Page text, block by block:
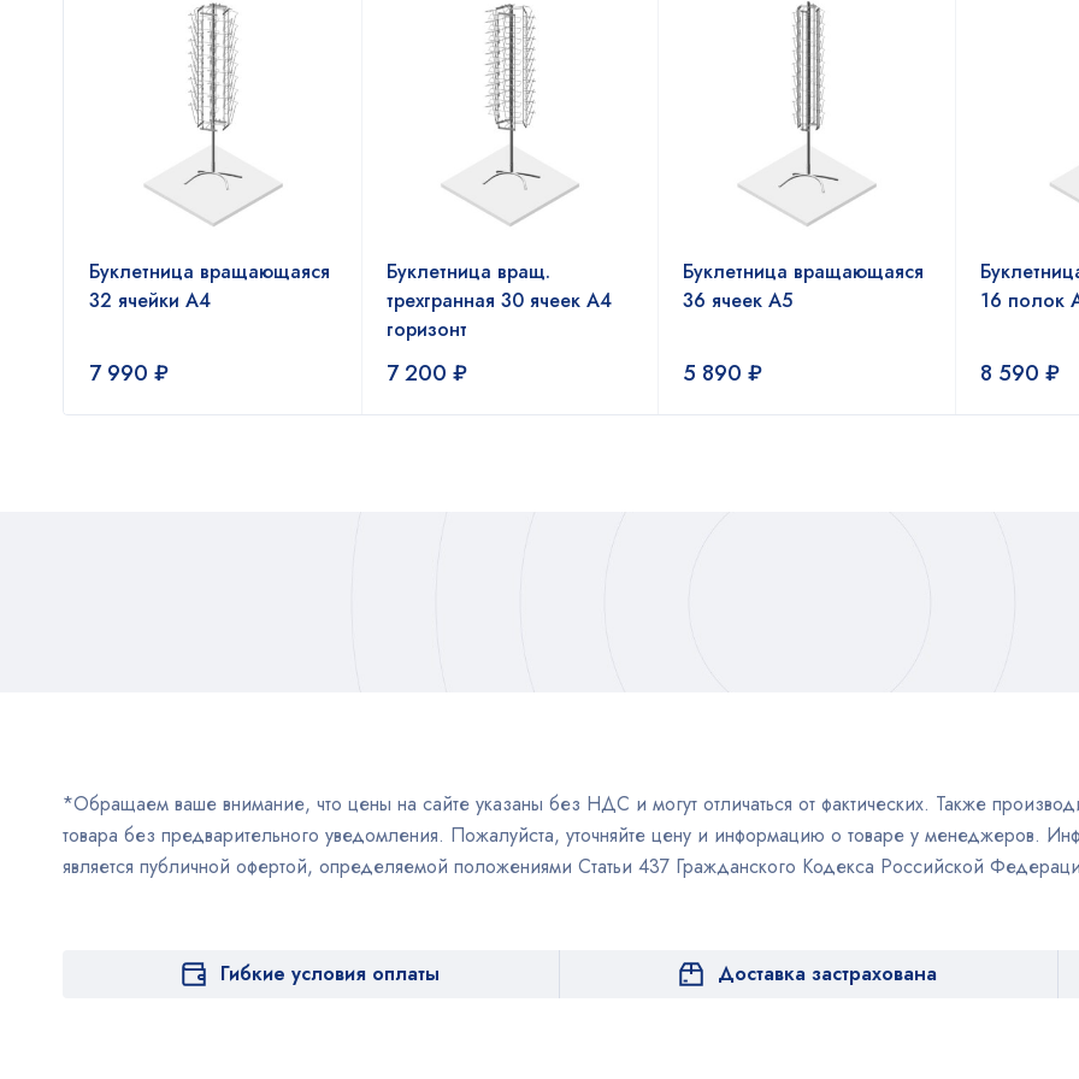
Буклетница вращающаяся
32 ячейки А4
7 990 ₽
Буклетница вращ.
трехгранная 30 ячеек А4
горизонт
7 200 ₽
Буклетница вращающаяся
36 ячеек А5
5 890 ₽
16 полок
8 590 ₽
*Обращаем ваше внимание, что цены на сайте указаны без НДС и могут отличаться от фактических. Также
товара без предварительного уведомления. Пожалуйста, уточняйте цену и информацию о товаре у менеджеров.
является публичной офертой, определяемой положениями Статьи 437 Гражданского Кодекса Российской
Гибкие условия оплаты Доставка застрахована